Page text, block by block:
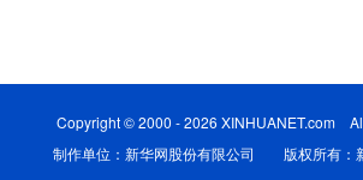
Copyright © 2000 - 2026 XINHUANET.com
制作单位：新华网股份有限公司 版权所有：